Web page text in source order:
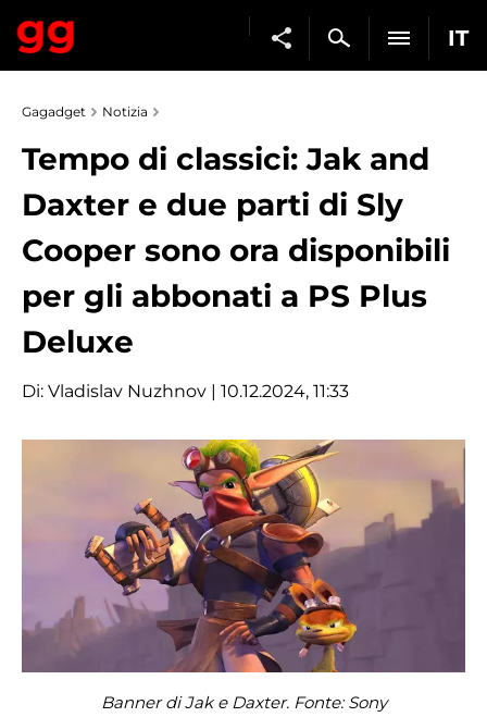
IT
Gagadget Notizia
Tempo di classici: Jak and
Daxter e due parti di Sly
Cooper sono ora disponibili
per gli abbonati a PS Plus
Deluxe
Di: Vladislav Nuzhnov | 10.12.2024, 11:33
Banner di Jak e Daxter. Fonte: Sony